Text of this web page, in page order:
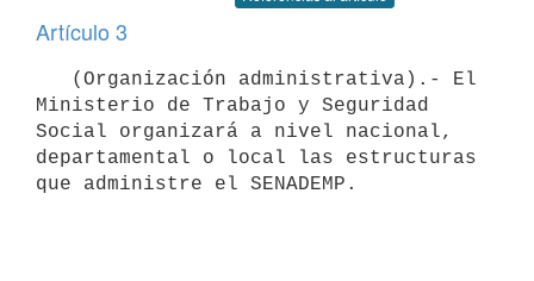
Artículo 3
Ministerio de Trabajo y Seguridad
Social organizará a nivel nacional,
departamental o local las estructuras
que administre el SENADEMP.